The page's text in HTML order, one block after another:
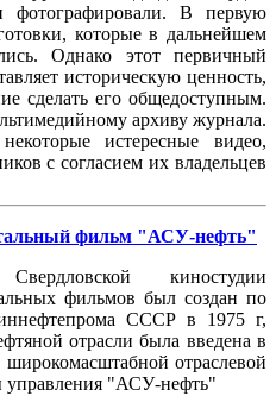
фотографировали. В первую
которые в дальнейшем
Однако этот первичный
историческую ценность,
сделать его общедоступным.
архиву журнала.
истересные видео,
с согласием их владельцев
фильм "АСУ-нефть"
киностудии
фильмов был создан по
СССР в 1975 г,
отрасли была введена в
отраслевой
управления "АСУ-нефть"